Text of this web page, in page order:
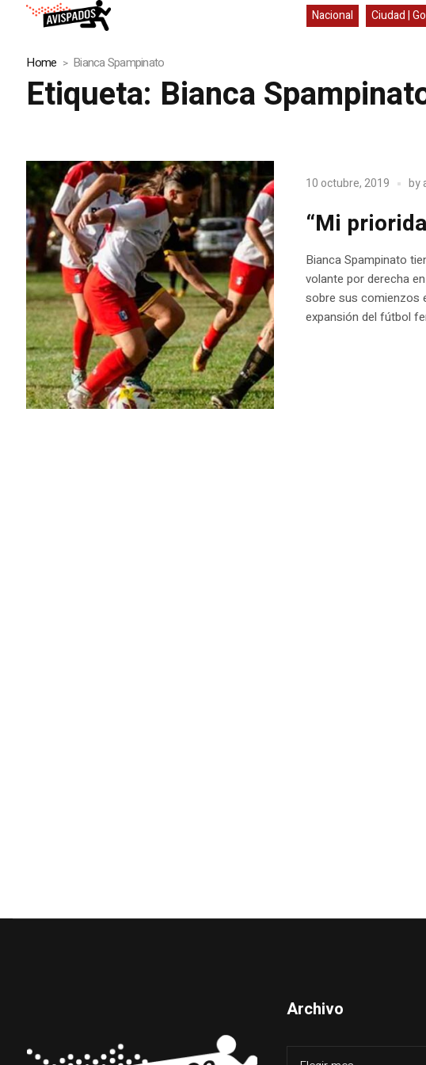
Nacional Ciudad |
Home Bianca Spampinato
Etiqueta: Bianca
10 octubre, 2019 by
“Mi
Bianca Spampinato
volante por derecha
sobre sus comienzos
expansión del fútbol
Archivo